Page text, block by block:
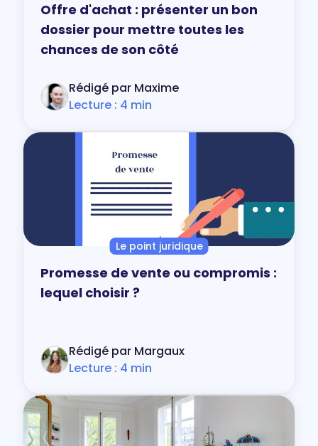
Offre d'achat : présenter un bon
dossier pour mettre toutes les
chances de son côté
Rédigé par Maxime
Lecture : 4 min
Le point juridique
Promesse de vente ou compromis :
lequel choisir ?
Rédigé par Margaux
Lecture : 4 min